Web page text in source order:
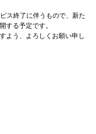
ス終了に伴うもので、新た
する予定です。
よう、よろしくお願い申し